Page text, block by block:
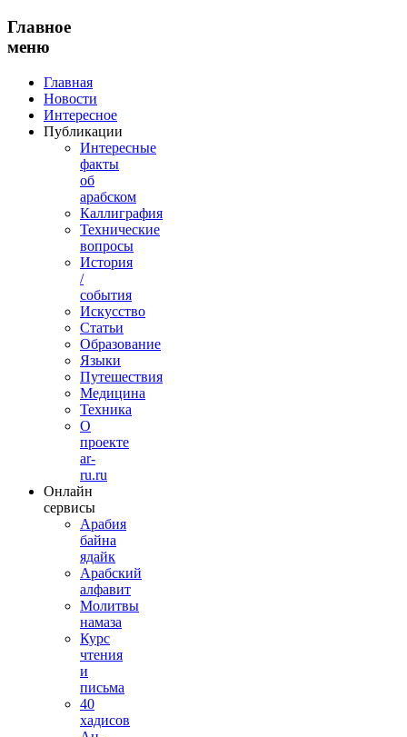
Главное
меню
Главная
Новости
Интересное
Публикации
Интересные
факты
об
арабском
Каллиграфия
Технические
вопросы
История
/
события
Искусство
Статьи
Образование
Языки
Путешествия
Медицина
Техника
О
проекте
ar-
ru.ru
Онлайн
сервисы
Арабия
байна
ядайк
Арабский
алфавит
Молитвы
намаза
Курс
чтения
и
письма
40
хадисов